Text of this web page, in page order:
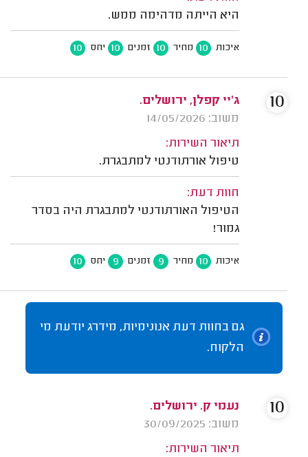
היא הייתה מדהימה ממש.
איכות 10 מחיר 10 זמנים 10 יחס 10
ג'יי קפלן, ירושלים.
משוב: 14/05/2026
תיאור השירות:
טיפול אורתודנטי למתבגרת.
חוות דעת:
הטיפול האורתודנטי למתבגרת היה בסדר
גמור!
איכות 10 מחיר 9 זמנים 9 יחס 10
10
גם בחוות דעת אנונימיות, מידרג יודעת מי
הלקוח.
נעמי ק. ירושלים.
משוב: 30/09/2025
תיאור השירות:
10